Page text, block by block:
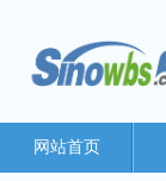
网站首页